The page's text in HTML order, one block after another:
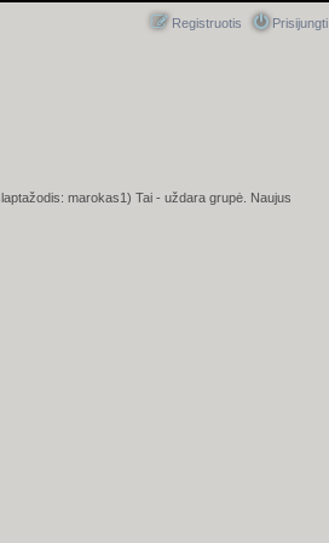
Prisijungti
Registruotis
marokas1) Tai - uždara grupė. Naujus